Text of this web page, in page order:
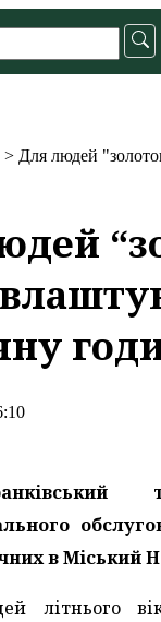
> Для людей
в Міський
літнього